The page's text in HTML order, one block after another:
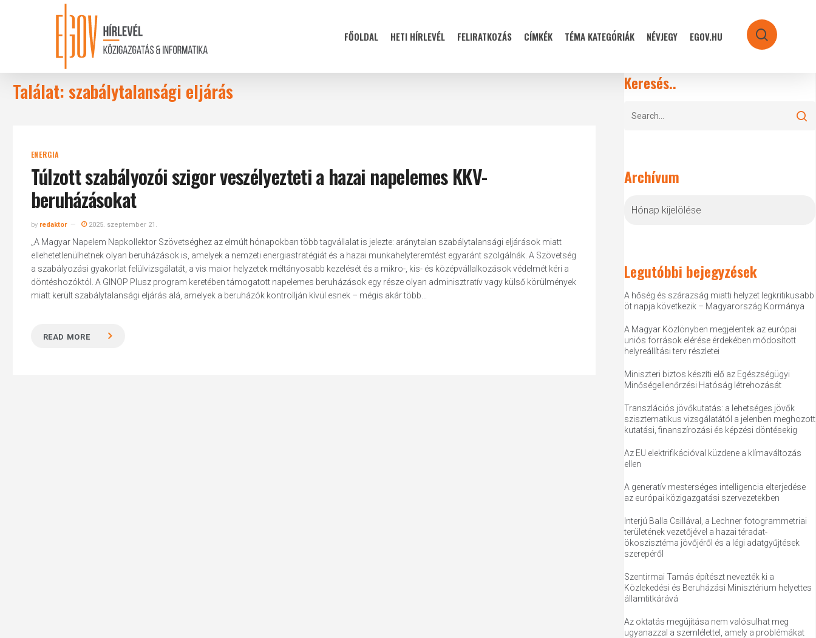
FŐOLDAL HETI HÍRLEVÉL FELIRATKOZÁS CÍMKÉK TÉMA KATEGÓRIÁK NÉVJEGY EGOV.HU search
Találat: szabálytalansági eljárás
ENERGIA
Túlzott szabályozói szigor veszélyezteti a hazai napelemes KKV-
beruházásokat
by redaktor 2025. szeptember 21.
„A Magyar Napelem Napkollektor Szövetséghez az elmúlt hónapokban több tagvállalat is jelezte: aránytalan szabálytalansági eljárások miatt
ellehetetlenülhetnek olyan beruházások is, amelyek a nemzeti energiastratégiát és a hazai munkahelyteremtést egyaránt szolgálnák. A Szövetség
a szabályozási gyakorlat felülvizsgálatát, a vis maior helyzetek méltányosabb kezelését és a mikro-, kis- és középvállalkozások védelmét kéri a
döntéshozóktól. A GINOP Plusz program keretében támogatott napelemes beruházások egy része olyan adminisztratív vagy külső körülmények
miatt került szabálytalansági eljárás alá, amelyek a beruházók kontrollján kívül esnek – mégis akár több...
READ MORE
Keresés..
Archívum
Legutóbbi bejegyzések
A hőség és szárazság miatti helyzet legkritikusabb
öt napja következik – Magyarország Kormánya
A Magyar Közlönyben megjelentek az európai
uniós források elérése érdekében módosított
helyreállítási terv részletei
Miniszteri biztos készíti elő az Egészségügyi
Minőségellenőrzési Hatóság létrehozását
Transzlációs jövőkutatás: a lehetséges jövők
szisztematikus vizsgálatától a jelenben meghozott
kutatási, finanszírozási és képzési döntésekig
Az EU elektrifikációval küzdene a klímaváltozás
ellen
A generatív mesterséges intelligencia elterjedése
az európai közigazgatási szervezetekben
Interjú Balla Csillával, a Lechner fotogrammetriai
területének vezetőjével a hazai téradat-
ökoszisztéma jövőjéről és a légi adatgyűjtések
szerepéről
Szentirmai Tamás építészt nevezték ki a
Közlekedési és Beruházási Minisztérium helyettes
államtitkárává
Az oktatás megújítása nem valósulhat meg
ugyanazzal a szemlélettel, amely a problémákat